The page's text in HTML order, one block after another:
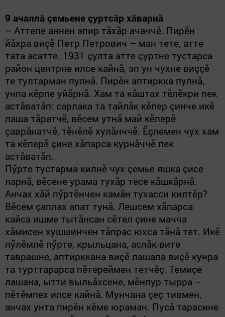
9 ачаллă çемьене çуртсăр хăварнă
– Аттепе аннен эпир тăхăр ачаччӗ. Пирӗн
йăхра виçӗ Петр Петрович – ман тете, атте
тата асатте. 1931 çулта атте çуртне тустарса
район центрне илсе кайнă, эп ун чухне виççӗ
те тултарман пулнă. Пирӗн аптиркка пулнă,
унпа кӗрпе уйăрнă. Хам та кăштах тӗлӗкри пек
астăватăп: сарлака та тайлăк кӗпер çинче икӗ
лаша тăратчӗ, вӗсем утнă май кӗперӗ
çаврăнатчӗ, тӗнӗлӗ хулăнччӗ. Ӗçлемен чух хам
та кӗперӗ çине хăпарса курнăччӗ пек
астăватăп.
Пӳрте тустарма килнӗ чух çемье яшка çисе
ларнă, вӗсене урама тухăр тесе кăшкăрнă.
Анчах хăй пӳртӗнчен камăн тухасси килтӗр?
Вӗсем çаплах апат тунă. Лешсем хăпарса
кайса ишме тытăнсан сӗтел çине мачча
хăмисен хушшинчен тăпрас юхса тăнă тет. Икӗ
пӳлӗмлӗ пӳрте, крыльцана, аслăк-вите
таврашне, аптирккана виçӗ лашапа виçӗ кунра
та турттарарса пӗтереймен тетчӗç. Темиçе
лашана, ытти выльăхсене, мӗнпур тырра –
пӗтӗмпех илсе кайнă. Мунчана çеç тивмен,
анчах унта пирӗн кӗме юраман. Пусă тарасине